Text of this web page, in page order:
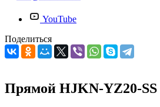
YouTube
Поделиться
Прямой HJKN-YZ20-SS